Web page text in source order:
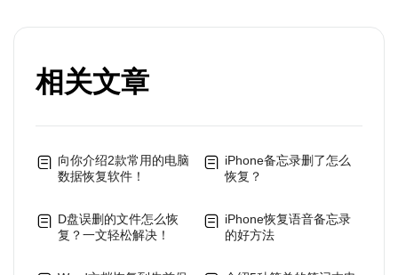
相关文章
向你介绍2款常用的电脑
数据恢复软件！
D盘误删的文件怎么恢
复？一文轻松解决！
iPhone备忘录删了怎么
恢复？
iPhone恢复语音备忘录
的好方法